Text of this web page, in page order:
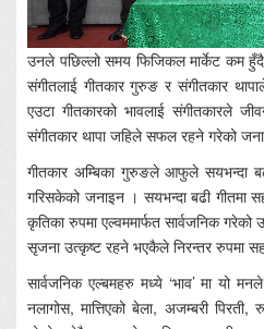
उनले पछिल्लो समय फिजिकल मार्केट कम हुँदै
संगीतलाई गीतकार गुरुङ र संगीतकार
एउटा गीतकारको भावलाई संगीतकारले
संगीतकार थापा जहिले सफल रहने गरेको
गीतकार अम्बिका गुरुङले आफुले सयभन्दा
गरिसकेको जनाइन । सयभन्दा बढी गीतमा
कृतिका रुपमा एल्वममार्फत सार्वजनिक
सृजना उत्कृष्ट रहने भएकैले निरन्तर रुपमा
सार्वजनिक एल्बमहरु मध्ये ‘भाव’ मा यो
नलागोस, मात्तिएको बेला, अजम्बरी